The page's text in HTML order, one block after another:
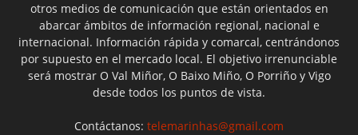
otros medios de comunicación que están orientados en
abarcar ámbitos de información regional, nacional e
internacional. Información rápida y comarcal, centrándonos
por supuesto en el mercado local. El objetivo irrenunciable
será mostrar O Val Miñor, O Baixo Miño, O Porriño y Vigo
desde todos los puntos de vista.
Contáctanos: telemarinhas@gmail.com